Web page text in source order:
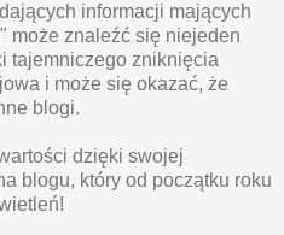
informacji mających
może znaleźć się niejeden
tajemniczego zniknięcia
i może się okazać, że
blogi.
dzięki swojej
blogu, który od początku roku